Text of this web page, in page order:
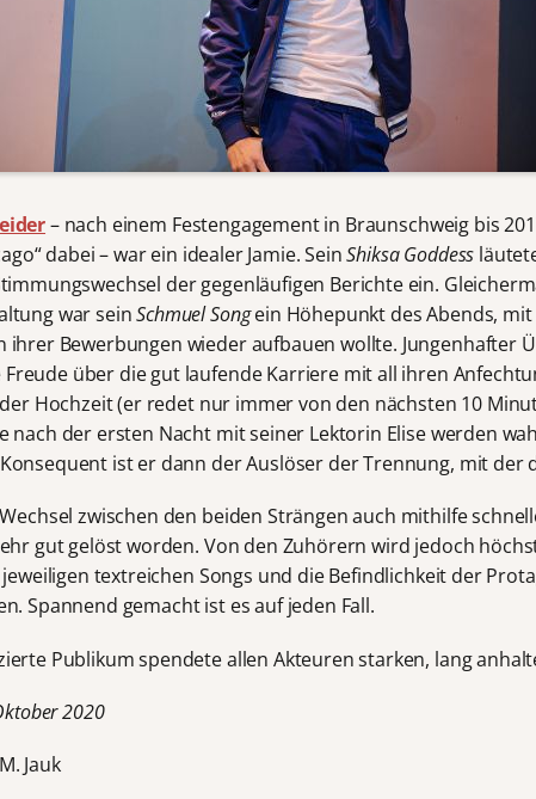
– nach einem Festengagement in Braunschweig bis
dabei – war ein idealer Jamie. SeinShiksa Goddess
der gegenläufigen Berichte ein.
war seinSchmuel Songein Höhepunkt des Abends,
ihrer Bewerbungen wieder aufbauen wollte. Jungenhafter
über die gut laufende Karriere mit all ihren
Hochzeit (er redet nur immer von den nächsten 10
nach der ersten Nacht mit seiner Lektorin Elise werden
ist er dann der Auslöser der Trennung, mit der
zwischen den beiden Strängen auch mithilfe
gut gelöst worden. Von den Zuhörern wird jedoch
textreichen Songs und die Befindlichkeit der
Spannend gemacht ist es auf jeden Fall.
Publikum spendete allen Akteuren starken, lang
2020
Jauk